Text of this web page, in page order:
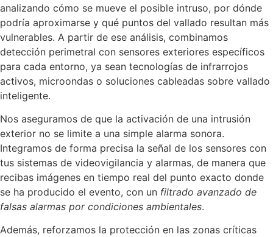
analizando cómo se mueve el posible intruso, por dónde
podría aproximarse y qué puntos del vallado resultan más
vulnerables. A partir de ese análisis, combinamos
detección perimetral con sensores exteriores específicos
para cada entorno, ya sean tecnologías de infrarrojos
activos, microondas o soluciones cableadas sobre vallado
inteligente.
Nos aseguramos de que la activación de una intrusión
exterior no se limite a una simple alarma sonora.
Integramos de forma precisa la señal de los sensores con
tus sistemas de videovigilancia y alarmas, de manera que
recibas imágenes en tiempo real del punto exacto donde
se ha producido el evento, con un filtrado avanzado de
falsas alarmas por condiciones ambientales.
Además, reforzamos la protección en las zonas críticas